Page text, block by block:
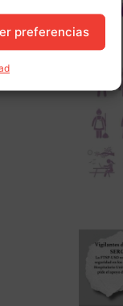
preferencias